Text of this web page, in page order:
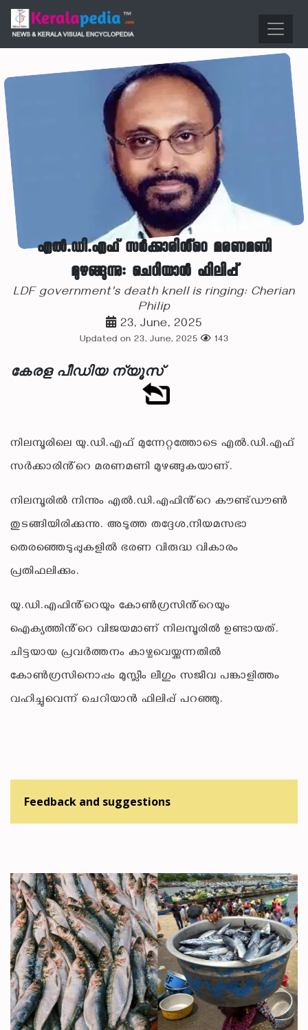
എൽ.ഡി.എഫ് സർക്കാരിൻ്റെ മരണമണി
മുഴങ്ങുന്നു: ചെറിയാൻ ഫിലിപ്പ്
LDF government's death knell is ringing: Cherian
Philip
23, June, 2025
Updated on 23, June, 2025 143
കേരള പീഡിയ ന്യൂസ്
നിലമ്പൂരിലെ യു.ഡി.എഫ് മുന്നേറ്റത്തോടെ എൽ.ഡി.എഫ്
സർക്കാരിൻ്റെ മരണമണി മുഴങ്ങുകയാണ്.
നിലമ്പൂരിൽ നിന്നും എൽ.ഡി.എഫിൻ്റെ കൗണ്ട്ഡൗൺ
തുടങ്ങിയിരിക്കുന്നു. അടുത്ത തദ്ദേശ,നിയമസഭാ
തെരഞ്ഞെടുപ്പുകളിൽ ഭരണ വിരുദ്ധ വികാരം
പ്രതിഫലിക്കും.
യു.ഡി.എഫിൻ്റെയും കോൺഗ്രസിൻ്റെയും
ഐക്യത്തിൻ്റെ വിജയമാണ് നിലമ്പൂരിൽ ഉണ്ടായത്.
ചിട്ടയായ പ്രവർത്തനം കാഴ്ചവെയ്ക്കുന്നതിൽ
കോൺഗ്രസിനൊപ്പം മുസ്ലീം ലീഗും സജീവ പങ്കാളിത്തം
വഹിച്ചുവെന്ന് ചെറിയാൻ ഫിലിപ്പ് പറഞ്ഞു.
Feedback and suggestions